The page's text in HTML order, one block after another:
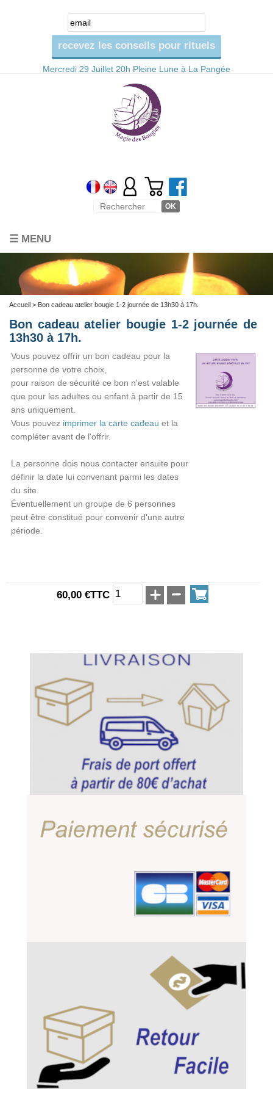
Mercredi 29 Juillet 20h Pleine Lune à La Pangée
☰ MENU
Accueil > Bon cadeau atelier bougie 1-2 journée de 13h30 à 17h.
Bon cadeau atelier bougie 1-2 journée de
13h30 à 17h.
Vous pouvez offrir un bon cadeau pour la
personne de votre choix,
pour raison de sécurité ce bon n'est valable
que pour les adultes ou enfant à partir de 15
ans uniquement.
Vous pouvez imprimer la carte cadeau et la
compléter avant de l'offrir.
La personne dois nous contacter ensuite pour
définir la date lui convenant parmi les dates
du site.
Éventuellement un groupe de 6 personnes
peut être constitué pour convenir d'une autre
période.
60,00 €TTC